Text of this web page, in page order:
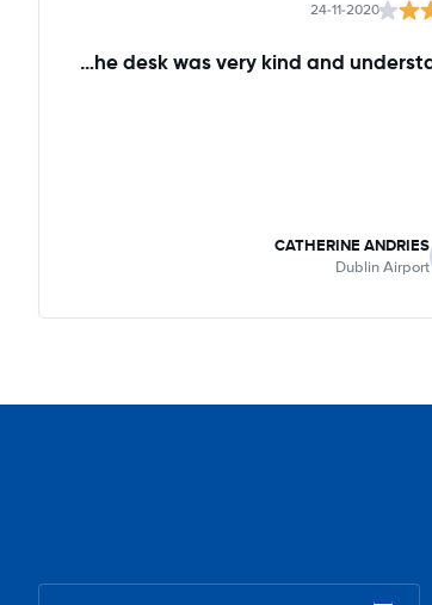
24-11-2020
the lady at the desk was very kind and understanding!
CATHERINE ANDRIES
Dublin Airport